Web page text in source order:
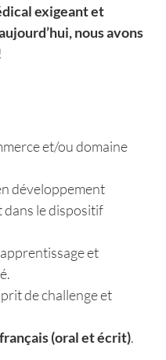
exigeant et
nous avons
et/ou domaine
développement
dans le dispositif
et
de challenge et
français (oral et écrit).